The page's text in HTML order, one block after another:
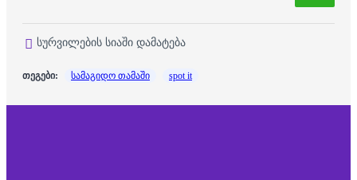
სურვილების სიაში დამატება
თეგები: სამაგიდო თამაში spot it